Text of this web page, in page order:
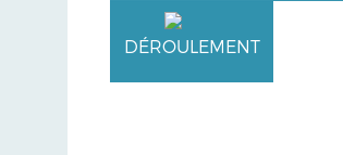
DÉROULEMENT